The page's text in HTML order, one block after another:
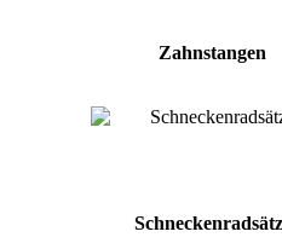
Zahnstangen